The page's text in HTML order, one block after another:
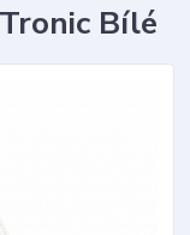
Bílé